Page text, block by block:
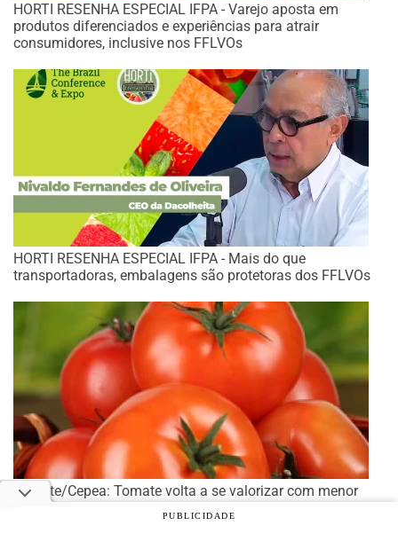
HORTI RESENHA ESPECIAL IFPA - Varejo aposta em
produtos diferenciados e experiências para atrair
consumidores, inclusive nos FFLVOs
HORTI RESENHA ESPECIAL IFPA - Mais do que
transportadoras, embalagens são protetoras dos FFLVOs
Tomate/Cepea: Tomate volta a se valorizar com menor
oferta e melhor demandaPUBLICIDADE